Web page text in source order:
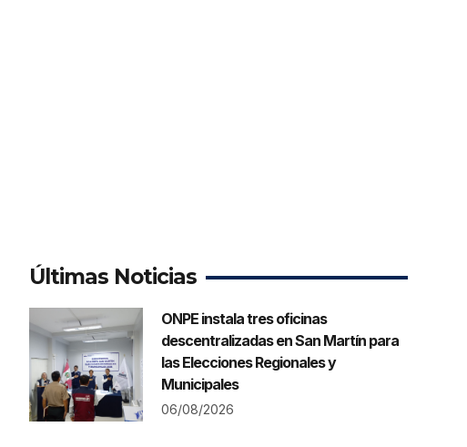
Últimas Noticias
ONPE instala tres oficinas
descentralizadas en San Martín para
las Elecciones Regionales y
Municipales
06/08/2026